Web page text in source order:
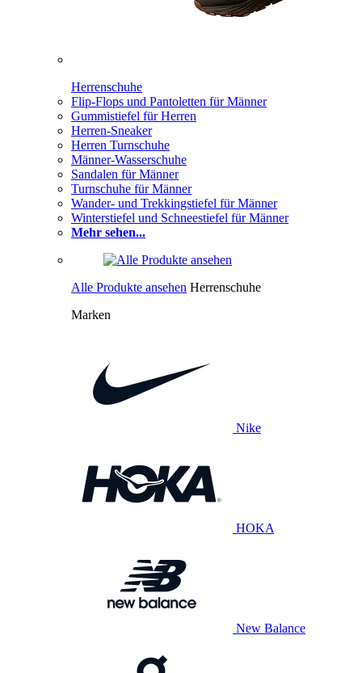
Herrenschuhe
Flip-Flops und Pantoletten für Männer
Gummistiefel für Herren
Herren-Sneaker
Herren Turnschuhe
Männer-Wasserschuhe
Sandalen für Männer
Turnschuhe für Männer
Wander- und Trekkingstiefel für Männer
Winterstiefel und Schneestiefel für Männer
Mehr sehen...
Alle Produkte ansehen Herrenschuhe
Marken
Nike
HOKA
New Balance